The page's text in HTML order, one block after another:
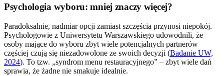
Psychologia wyboru: mniej znaczy więcej?
Paradoksalnie, nadmiar opcji zamiast szczęścia przynosi niepokój.
Psychologowie z Uniwersytetu Warszawskiego udowodnili, że
osoby mające do wyboru zbyt wiele potencjalnych partnerów
częściej czują się niezadowolone ze swoich decyzji (Badanie UW,
2024). To tzw. „syndrom menu restauracyjnego” – zbyt wiele dań
sprawia, że żadne nie smakuje idealnie.